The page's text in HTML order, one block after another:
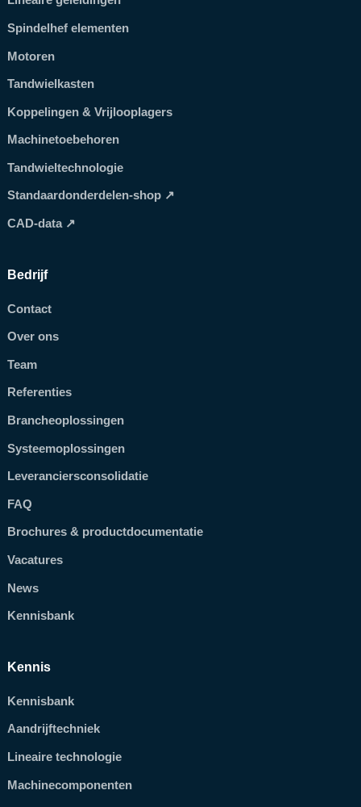
Spindelhef elementen
Motoren
Tandwielkasten
Koppelingen & Vrijlooplagers
Machinetoebehoren
Tandwieltechnologie
Standaardonderdelen-shop ↗
CAD-data ↗
Bedrijf
Contact
Over ons
Team
Referenties
Brancheoplossingen
Systeemoplossingen
Leveranciersconsolidatie
FAQ
Brochures & productdocumentatie
Vacatures
News
Kennisbank
Kennis
Kennisbank
Aandrijftechniek
Lineaire technologie
Machinecomponenten